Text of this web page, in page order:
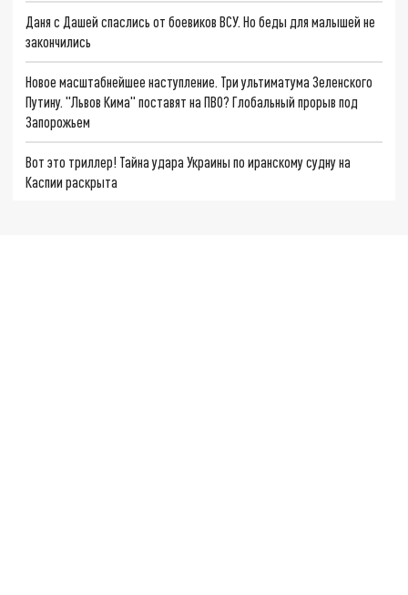
Даня с Дашей спаслись от боевиков ВСУ. Но беды для малышей не
закончились
Новое масштабнейшее наступление. Три ультиматума Зеленского
Путину. "Львов Кима" поставят на ПВО? Глобальный прорыв под
Запорожьем
Вот это триллер! Тайна удара Украины по иранскому судну на
Каспии раскрыта